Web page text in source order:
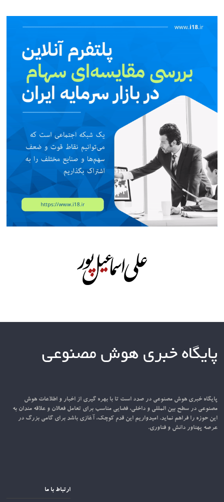
پایگاه خبری هوش مصنوعی
پایگاه خبری هوش مصنوعی در صدد است تا با بهره گیری از اخبار و اطلاعات هوش
مصنوعی در سطح بین المللی و داخلی، فضایی مناسب برای تعامل فعالان و علاقه مندان به
این حوزه را فراهم نماید. امیدواریم این قدم کوچک، آغازی باشد برای گامی بزرگ در
عرصه پهناور دانش و فناوری.
ارتباط با ما